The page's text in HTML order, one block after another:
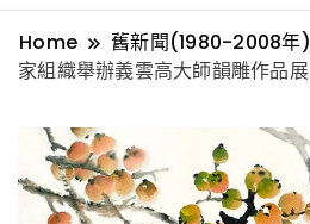
Home 舊新聞(1980-2008年)
家組織舉辦義雲高大師韻雕作品展